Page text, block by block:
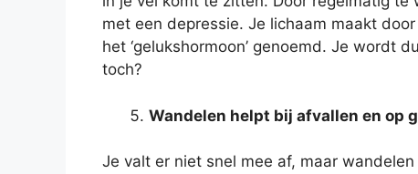
met een depressie. Je lichaam maakt
het ‘gelukshormoon’ genoemd. Je wordt
toch?
Wandelen helpt bij afvallen en op
Je valt er niet snel mee af, maar